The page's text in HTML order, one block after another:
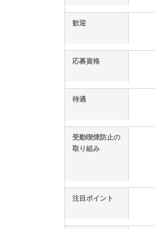
歓迎
応募資格
待遇
受動喫煙防止の
取り組み
注目ポイント